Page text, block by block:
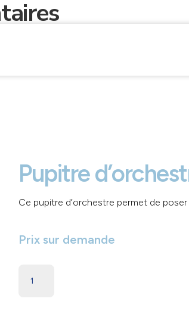
Pupitre
Ce pupitre d’orchestre permet de
Prix sur demande